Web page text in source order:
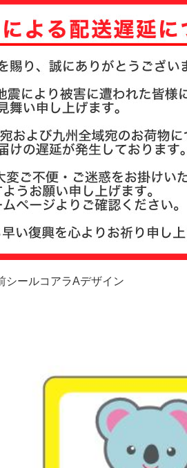
お支払い
よくある
商品ガイ
会社概要
会員登録
シールコアラAデザイン